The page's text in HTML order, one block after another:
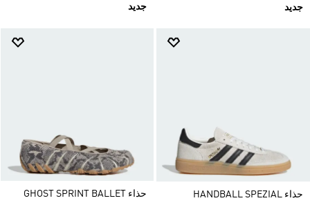
جديد جديد
حذاء HANDBALL SPEZIAL
حذاء GHOST SPRINT BALLET